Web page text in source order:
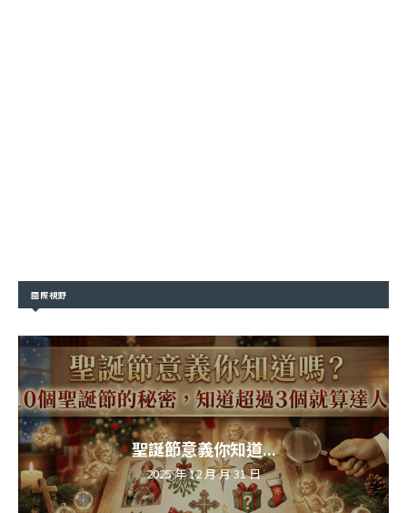
國際視野
聖誕節意義你知道...
2025 年 12 月 月 31 日